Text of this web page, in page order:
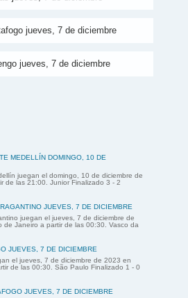
jueves, 7 de diciembre
jueves, 7 de diciembre
MEDELLÍN DOMINGO, 10 DE
juegan el domingo, 10 de diciembre de
de las 21:00. Junior Finalizado 3 - 2
JUEVES, 7 DE DICIEMBRE
juegan el jueves, 7 de diciembre de
de Janeiro a partir de las 00:30. Vasco da
JUEVES, 7 DE DICIEMBRE
el jueves, 7 de diciembre de 2023 en
de las 00:30. São Paulo Finalizado 1 - 0
JUEVES, 7 DE DICIEMBRE